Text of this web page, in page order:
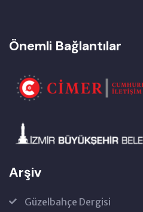
Önemli Bağlantılar
Arşiv
Güzelbahçe Dergisi